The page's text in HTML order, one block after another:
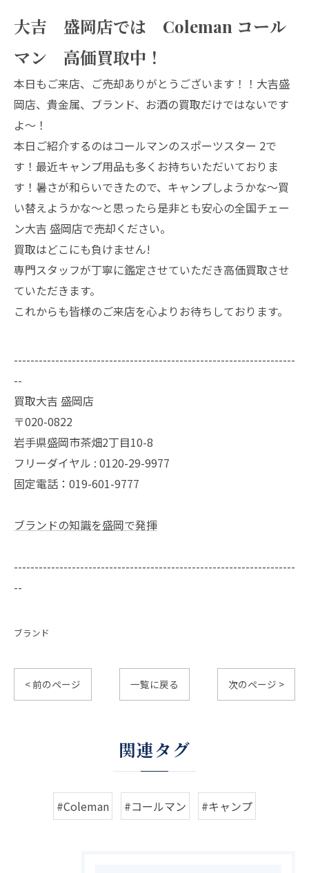
大吉 盛岡店では Coleman コール
マン 高価買取中！
本日もご来店、ご売却ありがとうございます！！大吉盛
岡店、貴金属、ブランド、お酒の買取だけではないです
よ～！
本日ご紹介するのはコールマンのスポーツスター 2で
す！最近キャンプ用品も多くお持ちいただいておりま
す！暑さが和らいできたので、キャンプしようかな～買
い替えようかな～と思ったら是非とも安心の全国チェー
ン大吉 盛岡店で売却ください。
買取はどこにも負けません!
専門スタッフが丁寧に鑑定させていただき高価買取させ
ていただきます。
これからも皆様のご来店を心よりお待ちしております。
--------------------------------------------------------------------
--
買取大吉 盛岡店
〒020-0822
岩手県盛岡市茶畑2丁目10-8
フリーダイヤル : 0120-29-9977
固定電話：019-601-9777
ブランドの知識を盛岡で発揮
--------------------------------------------------------------------
--
ブランド
< 前のページ 一覧に戻る 次のページ >
関連タグ
#Coleman #コールマン #キャンプ